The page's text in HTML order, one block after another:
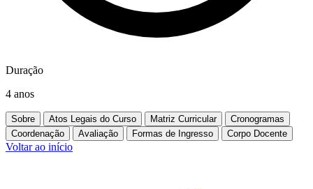
Duração
4 anos
Sobre Atos Legais do Curso Matriz Curricular
Cronogramas
Coordenação
Avaliação Formas de Ingresso Corpo Docente
Voltar ao início